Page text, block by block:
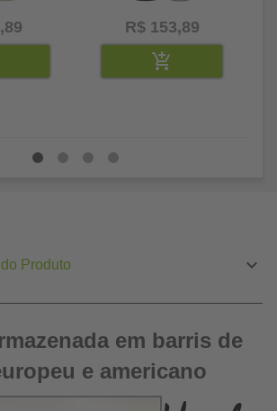
R$ 153,89
Produto
em barris de
e americano